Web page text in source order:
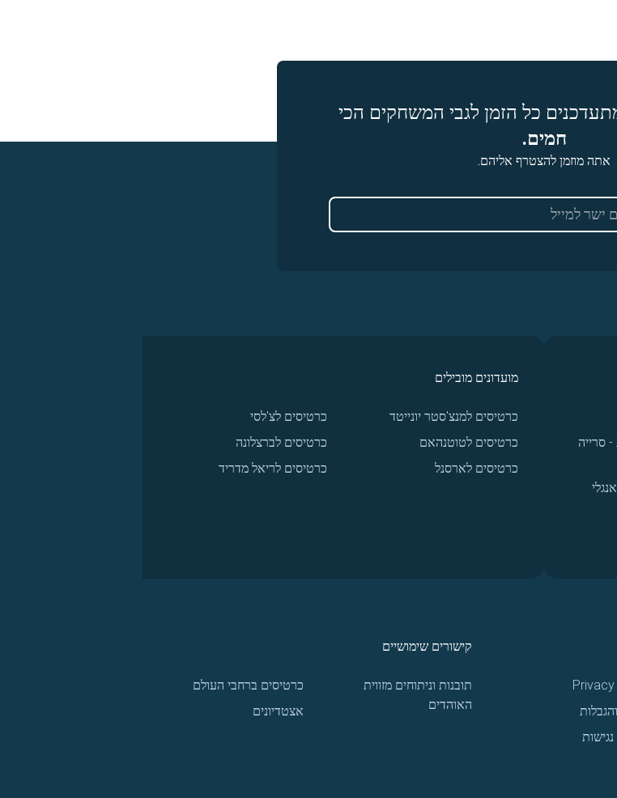
כל הזמן לגבי המשחקים הכי
חמים.
אתה מוזמן להצטרף אליהם.
סרייה
מועדונים מובילים
כרטיסים למנצ'סטר יונייטד
כרטיסים לטוטנהאם
כרטיסים לארסנל
כרטיסים לצ'לסי
כרטיסים לברצלונה
כרטיסים לריאל מדריד
קישורים שימושיים
תובנות וניתוחים מזווית
האוהדים
כרטיסים ברחבי העולם
אצטדיונים